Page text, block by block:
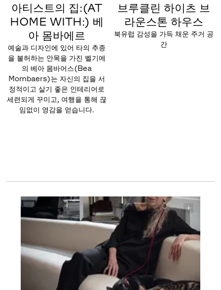
아티스트의 집:(AT
HOME WITH:) 베
아 몸바에르
예술과 디자인에 있어 타의 추종
을 불허하는 안목을 가진 벨기에
의 베아 몸바어스(Bea
Mombaers)는 자신의 집을 서
정적이고 살기 좋은 인테리어로
세련되게 꾸미고, 여행을 통해 끊
임없이 영감을 얻습니다.
브루클린 하이츠 브
라운스톤 하우스
북유럽 감성을 가득 채운 주거 공
간